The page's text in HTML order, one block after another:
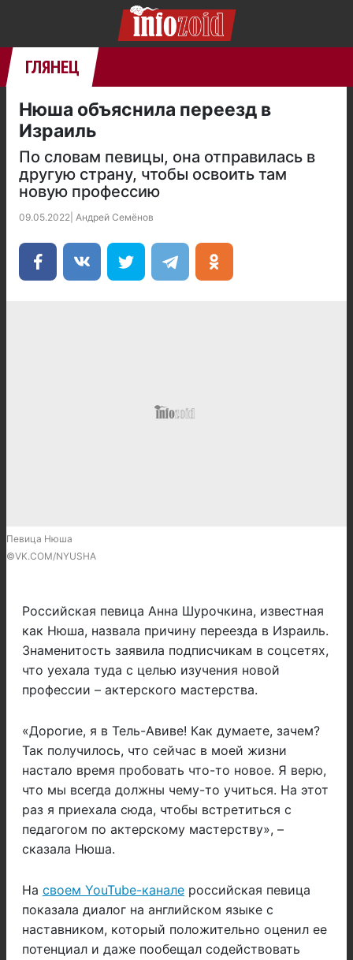
ГЛЯНЕЦ
Нюша объяснила переезд в
Израиль
По словам певицы, она отправилась в
другую страну, чтобы освоить там
новую профессию
09.05.2022 Андрей Семёнов
Певица Нюша
©VK.COM/NYUSHA
Российская певица Анна Шурочкина, известная
как Нюша, назвала причину переезда в Израиль.
Знаменитость заявила подписчикам в соцсетях,
что уехала туда с целью изучения новой
профессии – актерского мастерства.
«Дорогие, я в Тель-Авиве! Как думаете, зачем?
Так получилось, что сейчас в моей жизни
настало время пробовать что-то новое. Я верю,
что мы всегда должны чему-то учиться. На этот
раз я приехала сюда, чтобы встретиться с
педагогом по актерскому мастерству», –
сказала Нюша.
На своем YouTube-канале российская певица
показала диалог на английском языке с
наставником, который положительно оценил ее
потенциал и даже пообещал содействовать